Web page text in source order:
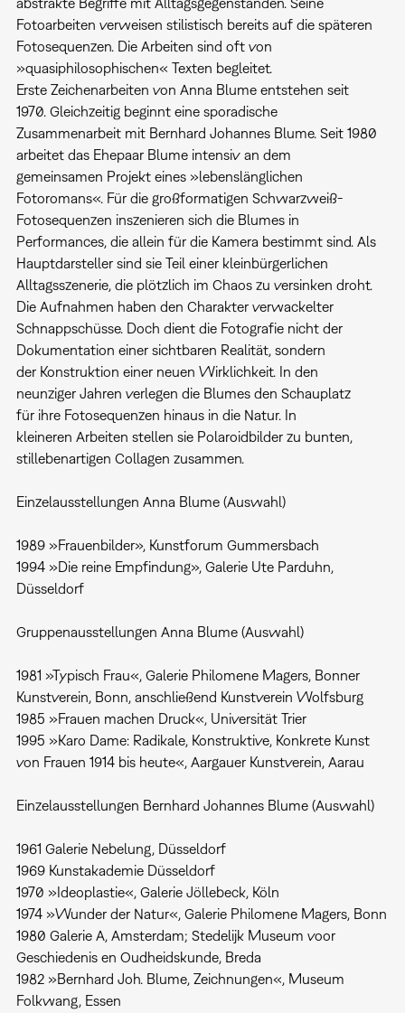
Fotoarbeiten verweisen stilistisch bereits auf die späteren
Fotosequenzen. Die Arbeiten sind oft von
»quasiphilosophischen« Texten begleitet.
Erste Zeichenarbeiten von Anna Blume entstehen seit
1970. Gleichzeitig beginnt eine sporadische
Zusammenarbeit mit Bernhard Johannes Blume. Seit 1980
arbeitet das Ehepaar Blume intensiv an dem
gemeinsamen Projekt eines »lebenslänglichen
Fotoromans«. Für die großformatigen Schwarzweiß-
Fotosequenzen inszenieren sich die Blumes in
Performances, die allein für die Kamera bestimmt sind. Als
Hauptdarsteller sind sie Teil einer kleinbürgerlichen
Alltagsszenerie, die plötzlich im Chaos zu versinken droht.
Die Aufnahmen haben den Charakter verwackelter
Schnappschüsse. Doch dient die Fotografie nicht der
Dokumentation einer sichtbaren Realität, sondern
der Konstruktion einer neuen Wirklichkeit. In den
neunziger Jahren verlegen die Blumes den Schauplatz
für ihre Fotosequenzen hinaus in die Natur. In
kleineren Arbeiten stellen sie Polaroidbilder zu bunten,
stillebenartigen Collagen zusammen.
Einzelausstellungen Anna Blume (Auswahl)
1989 »Frauenbilder», Kunstforum Gummersbach
1994 »Die reine Empfindung», Galerie Ute Parduhn,
Düsseldorf
Gruppenausstellungen Anna Blume (Auswahl)
1981 »Typisch Frau«, Galerie Philomene Magers, Bonner
Kunstverein, Bonn, anschließend Kunstverein Wolfsburg
1985 »Frauen machen Druck«, Universität Trier
1995 »Karo Dame: Radikale, Konstruktive, Konkrete Kunst
von Frauen 1914 bis heute«, Aargauer Kunstverein, Aarau
Einzelausstellungen Bernhard Johannes Blume (Auswahl)
1961 Galerie Nebelung, Düsseldorf
1969 Kunstakademie Düsseldorf
1970 »Ideoplastie«, Galerie Jöllebeck, Köln
1974 »Wunder der Natur«, Galerie Philomene Magers, Bonn
1980 Galerie A, Amsterdam; Stedelijk Museum voor
Geschiedenis en Oudheidskunde, Breda
1982 »Bernhard Joh. Blume, Zeichnungen«, Museum
Folkwang, Essen